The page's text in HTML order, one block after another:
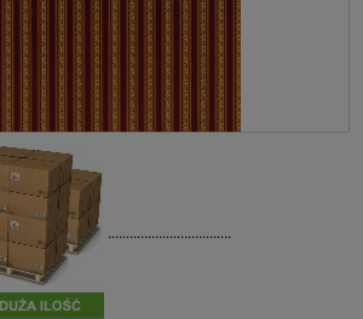
..................................